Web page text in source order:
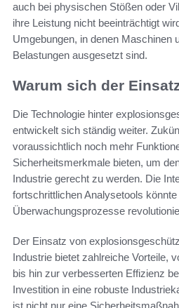
auch bei physischen Stößen oder
ihre Leistung nicht beeinträchtigt
Umgebungen, in denen Maschinen
Belastungen ausgesetzt sind.
Warum sich der
Die Technologie hinter
entwickelt sich ständig weiter.
voraussichtlich noch mehr
Sicherheitsmerkmale bieten, um
Industrie gerecht zu werden. Die
fortschrittlichen Analysetools
Überwachungsprozesse
Der Einsatz von
Industrie bietet zahlreiche Vorteile,
bis hin zur verbesserten Effizienz
Investition in eine robuste
ist nicht nur eine